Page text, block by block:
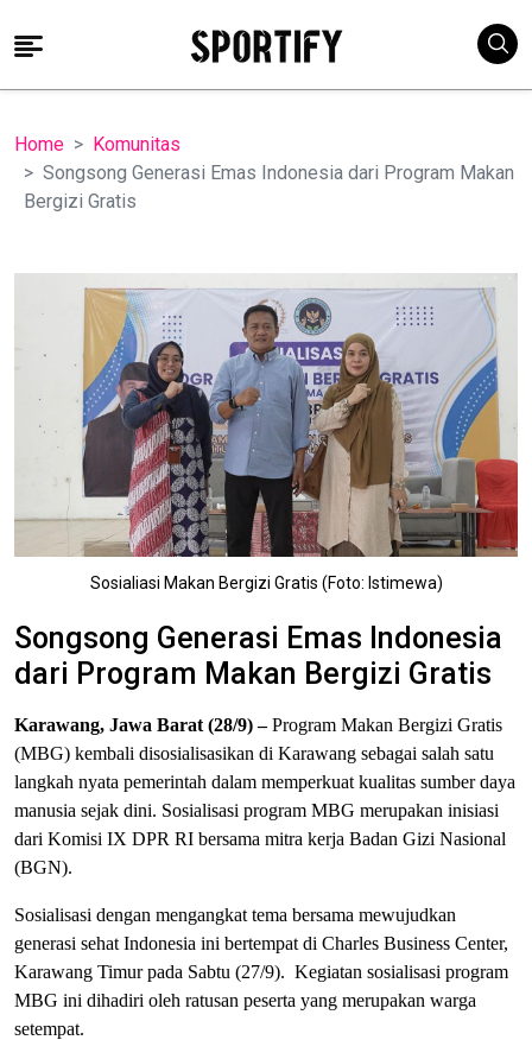
Home
Komunitas
Songsong Generasi Emas Indonesia dari Program Makan
Bergizi Gratis
Sosialiasi Makan Bergizi Gratis (Foto: Istimewa)
Songsong Generasi Emas Indonesia
dari Program Makan Bergizi Gratis
Karawang, Jawa Barat (28/9)–Program Makan Bergizi Gratis
(MBG) kembali disosialisasikan di Karawang sebagai salah satu
langkah nyata pemerintah dalam memperkuat kualitas sumber daya
manusia sejak dini. Sosialisasi program MBG merupakan inisiasi
dari Komisi IX DPR RI bersama mitra kerja Badan Gizi Nasional
(BGN).
Sosialisasi dengan mengangkat tema bersama mewujudkan
generasi sehat Indonesia ini bertempat di Charles Business Center,
Karawang Timurpada Sabtu (27/9). Kegiatan sosialisasi program
MBG ini dihadiri oleh ratusan peserta yang merupakan warga
setempat.